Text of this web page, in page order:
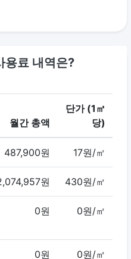
용료 내역은?
월간 총액
단가 (1㎡
당)
487,900원 17원/㎡
원 430원/㎡
0원 0원/㎡
0원 0원/㎡